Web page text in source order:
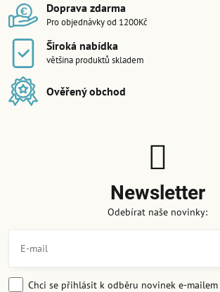
Doprava zdarma
Pro objednávky od 1200Kč
Široká nabídka
většina produktů skladem
Ověřený obchod
Newsletter
Odebírat naše novinky:
Chci se přihlásit k odběru novinek e-mailem